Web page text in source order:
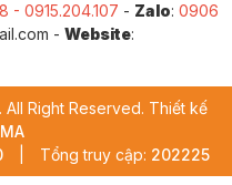
- 0915.204.107 - Zalo: 0906
- Website:
Right Reserved. Thiết kế
Tổng truy cập: 202225